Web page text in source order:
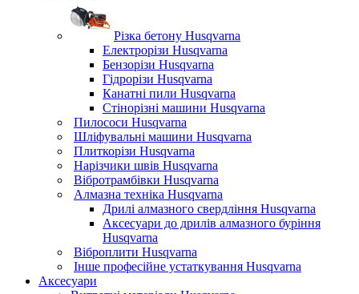
Різка бетону Husqvarna
Електрорізи Husqvarna
Бензорізи Husqvarna
Гідрорізи Husqvarna
Канатні пили Husqvarna
Стінорізні машини Husqvarna
Пилососи Husqvarna
Шліфувальні машини Husqvarna
Плиткорізи Husqvarna
Нарізчики швів Husqvarna
Вібротрамбівки Husqvarna
Алмазна техніка Husqvarna
Дрилі алмазного свердління Husqvarna
Аксесуари до дрилів алмазного буріння
Husqvarna
Віброплити Husqvarna
Інше професійне устаткування Husqvarna
Аксесуари